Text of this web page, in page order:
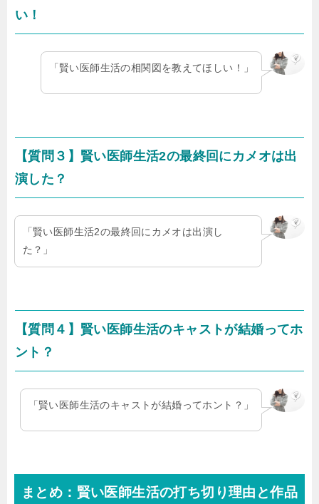
い！
「賢い医師生活の相関図を教えてほしい！」
【質問３】賢い医師生活2の最終回にカメオは出
演した？
「賢い医師生活2の最終回にカメオは出演し
た？」
【質問４】賢い医師生活のキャストが結婚ってホ
ント？
「賢い医師生活のキャストが結婚ってホント？」
まとめ：賢い医師生活の打ち切り理由と作品